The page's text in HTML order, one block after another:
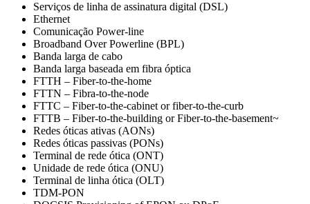
Serviços de linha de assinatura digital (DSL)
Ethernet
Comunicação Power-line
Broadband Over Powerline (BPL)
Banda larga de cabo
Banda larga baseada em fibra óptica
FTTH – Fiber-to-the-home
FTTN – Fibra-to-the-node
FTTC – Fiber-to-the-cabinet or fiber-to-the-curb
FTTB – Fiber-to-the-building or Fiber-to-the-basement~
Redes óticas ativas (AONs)
Redes óticas passivas (PONs)
Terminal de rede ótica (ONT)
Unidade de rede ótica (ONU)
Terminal de linha ótica (OLT)
TDM-PON